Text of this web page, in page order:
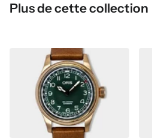
Plus de cette collection